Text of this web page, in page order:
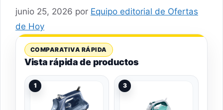
junio 25, 2026 por Equipo editorial de Ofertas
de Hoy
COMPARATIVA RÁPIDA
Vista rápida de productos
1 3